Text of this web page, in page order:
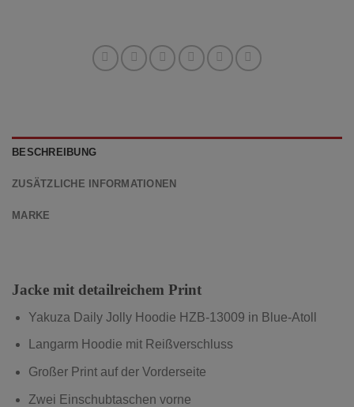
BESCHREIBUNG
ZUSÄTZLICHE INFORMATIONEN
MARKE
Jacke mit detailreichem Print
Yakuza Daily Jolly Hoodie HZB-13009 in Blue-Atoll
Langarm Hoodie mit Reißverschluss
Großer Print auf der Vorderseite
Zwei Einschubtaschen vorne